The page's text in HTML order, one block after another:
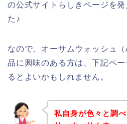
の公式サイトらしきページを
た♪
なので、オーサムウォッシュ
品に興味のある方は、下記ペ
るとよいかもしれません。
私自身が色々と調